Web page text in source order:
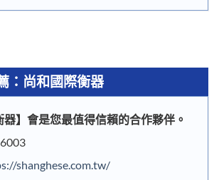
：尚和國際衡器
器】會是您最值得信賴的合作夥伴。
shanghese.com.tw/